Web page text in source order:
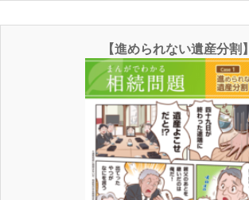
【進められない遺産分割】